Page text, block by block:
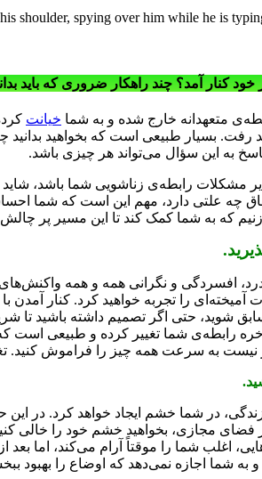
shoulder, spying over him while he is
کنار آمد؟ چند راهکار ضروری که باید
متعهدانه خارج شده و به شما خیانت
رفت. بسیار طبیعی است که بخواهید بدانید
به این سؤال می‌تواند هر چیزی باشد.
مشکلات رابطه‌ی زناشویی شما باشد،
چه علتی دارد، مهم این است که شما
که به شما کمک کند تا این مسیر پر
افسردگی و نگرانی همه و همه
را تجربه خواهید کرد. کنار آمدن با
شوید، حتی اگر تصمیم داشته باشید تا
بالاخره رابطه‌ی شما تغییر کرده و طبیعی
نیست به سرعت همه چیز را فراموش کنید.
در شما خشم ایجاد خواهد کرد. در این
فضای مجازی، بخواهید خشم خود را خالی
اغلب شما را موقتاً آرام می‌کند، اما
به شما اجازه نمی‌دهد که اوضاع را بهبود